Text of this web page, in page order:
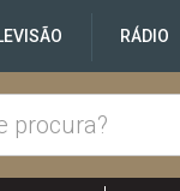
RÁDIO